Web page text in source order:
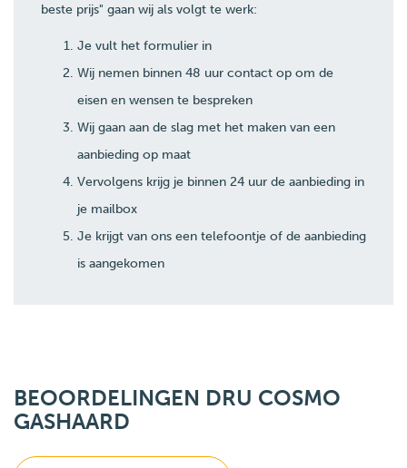
beste prijs" gaan wij als volgt te werk:
Je vult het formulier in
Wij nemen binnen 48 uur contact op om de
eisen en wensen te bespreken
Wij gaan aan de slag met het maken van een
aanbieding op maat
Vervolgens krijg je binnen 24 uur de aanbieding in
je mailbox
Je krijgt van ons een telefoontje of de aanbieding
is aangekomen
BEOORDELINGEN DRU COSMO
GASHAARD